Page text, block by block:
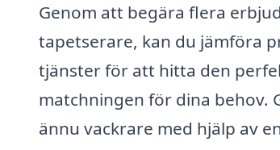
Genom att begära flera
tapetserare, kan du jämföra
tjänster för att hitta den
matchningen för dina behov.
ännu vackrare med hjälp av